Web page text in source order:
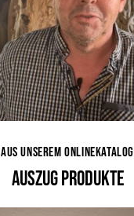
ABSPIELEN
AUS UNSEREM ONLINEKATALOG
AUSZUG PRODUKTE